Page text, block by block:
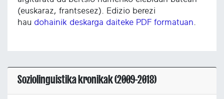
(euskaraz, frantsesez). Edizio berezi
hau dohainik deskarga daiteke PDF formatuan
Soziolinguistika kronikak (2009-2018)